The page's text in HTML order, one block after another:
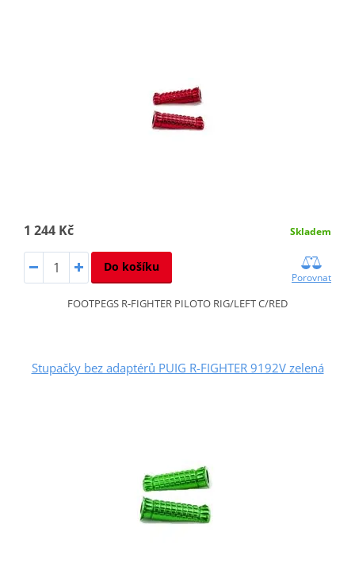
1 244 Kč Skladem
Do košíku
Porovnat
FOOTPEGS R-FIGHTER PILOTO RIG/LEFT C/RED
Stupačky bez adaptérů PUIG R-FIGHTER 9192V zelená